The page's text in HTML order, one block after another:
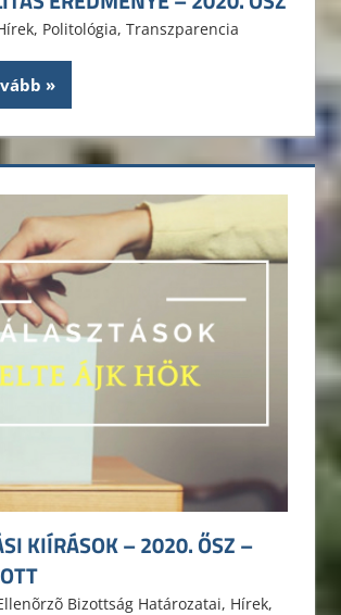
21.
, Politológia,Transzparencia
KIÍRÁSOK – 2020. ŐSZ –
10.
Bizottság Határozatai, Hírek,